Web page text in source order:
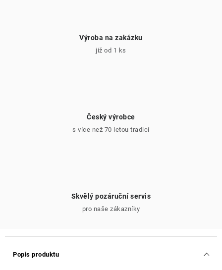
Výroba na zakázku
již od 1 ks
Český výrobce
s více než 70 letou tradicí
Skvělý pozáruční servis
pro naše zákazníky
Popis produktu